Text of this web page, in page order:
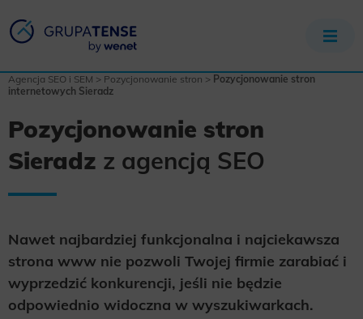
Agencja SEO i SEM > Pozycjonowanie stron > Pozycjonowanie stron
internetowych Sieradz
Pozycjonowanie stron
Sieradz z agencją SEO
Nawet najbardziej funkcjonalna i najciekawsza
strona www nie pozwoli Twojej firmie zarabiać i
wyprzedzić konkurencji, jeśli nie będzie
odpowiednio widoczna w wyszukiwarkach.